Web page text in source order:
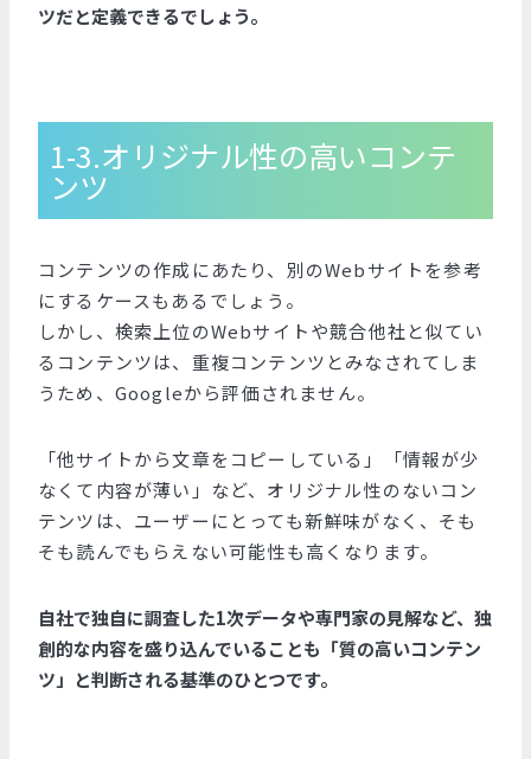
ツだと定義できるでしょう。
1-3.オリジナル性の高いコンテ
ンツ
コンテンツの作成にあたり、別のWebサイトを参考
にするケースもあるでしょう。
しかし、検索上位のWebサイトや競合他社と似てい
るコンテンツは、重複コンテンツとみなされてしま
うため、Googleから評価されません。
「他サイトから文章をコピーしている」「情報が少
なくて内容が薄い」など、オリジナル性のないコン
テンツは、ユーザーにとっても新鮮味がなく、そも
そも読んでもらえない可能性も高くなります。
自社で独自に調査した1次データや専門家の見解など、独
創的な内容を盛り込んでいることも「質の高いコンテン
ツ」と判断される基準のひとつです。